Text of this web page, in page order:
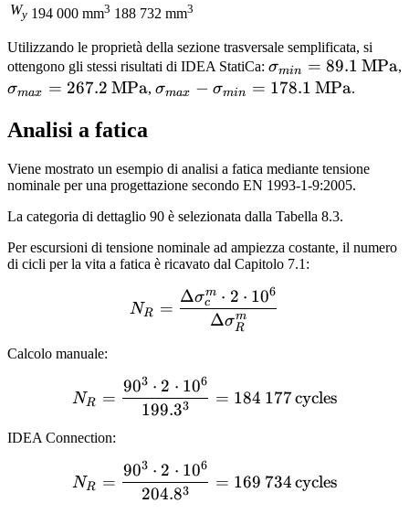
Wy 194 000 mm3 188 732 mm3
Utilizzando le proprietà della sezione trasversale semplificata, si
ottengono gli stessi risultati di IDEA StatiCa: \sigma_{min} =
σmin = 89.1 MPa,
\sigma_{max} =
σmax = 267.2 MPa, \sigma_{max} -
σmax − σmin = 178.1 MPa.
Analisi a fatica
Viene mostrato un esempio di analisi a fatica mediante tensione
nominale per una progettazione secondo EN 1993-1-9:2005.
La categoria di dettaglio 90 è selezionata dalla Tabella 8.3.
Per escursioni di tensione nominale ad ampiezza costante, il numero
di cicli per la vita a fatica è ricavato dal Capitolo 7.1:
N_R = \frac{\Delta
NR =
ΔσR
m
Δσc
m ⋅ 2 ⋅ 106
Calcolo manuale:
N_R = \frac{90^3 \cdot
NR =
199.33
903 ⋅ 2 ⋅ 106
= 184 177cycles
IDEA Connection:
N_R = \frac{90^3 \cdot
NR =
204.83
903 ⋅ 2 ⋅ 106
= 169 734cycles